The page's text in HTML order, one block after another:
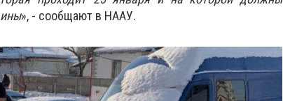
», - сообщают в НААУ.